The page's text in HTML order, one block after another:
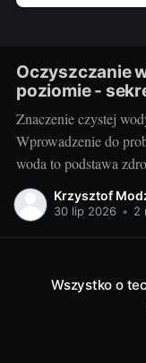
Oczyszczanie
poziomie -
Znaczenie czystej
Wprowadzenie do
woda to podstawa
dzisiejszy stan
korzystanie z idealnie
Krzysztof
30 lip 2026 • 2
Wszystko o